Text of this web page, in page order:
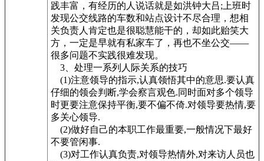
践丰富，有经历的人说话就是如洪钟大吕;上班时
发现公交线路的车数和站点设计不尽合理，想相
关负责人肯定也是很聪慧能干的，却如此贻笑大
方，一定是早就有私家车了，再也不坐公交——
很多问题不实践很难发现。
3、处理一系列人际关系的技巧
(1)注意领导的指示,认真领悟其中的意思.要认真
仔细的领会判断,学会察言观色.同时面对多个领导
时更要注意保持平衡,要不偏不倚.对领导要热情,要
多关心领导.
(2)做好自己的本职工作最重要,一般情况下最好
不要管闲事.
(3)对工作认真负责,对领导热情外,对来访人员也